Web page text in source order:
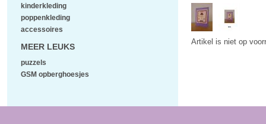
Artikel is niet op
kinderkleding
poppenkleding
accessoires
MEER LEUKS
puzzels
GSM opberghoesjes